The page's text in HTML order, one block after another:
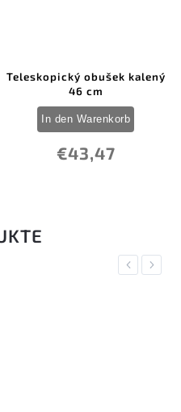
Teleskopický obušek kalený
46 cm
€43,47
In den Warenkorb
Previous
Next